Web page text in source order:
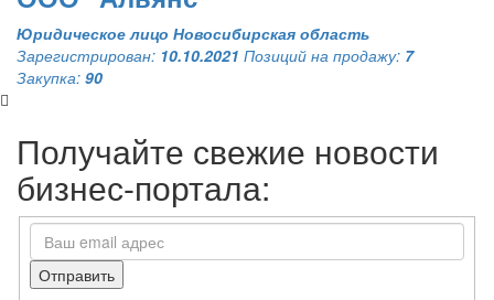
Юридическое лицо Новосибирская область
Зарегистрирован: 10.10.2021 Позиций на продажу: 7
Закупка: 90
Получайте свежие новости
бизнес-портала:
Отправить